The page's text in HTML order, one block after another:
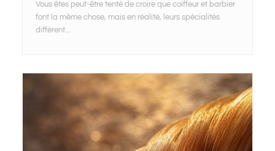
Vous êtes peut-être tenté de croire que coiffeur et barbier
font la même chose, mais en réalité, leurs spécialités
diffèrent...